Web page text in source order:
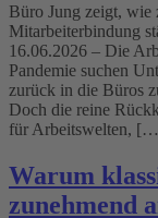
Büro Jung zeigt, wie
Mitarbeiterbindung
16.06.2026 – Die
Pandemie suchen
zurück in die Büros
Doch die reine
für Arbeitswelten,
Warum
zunehmend